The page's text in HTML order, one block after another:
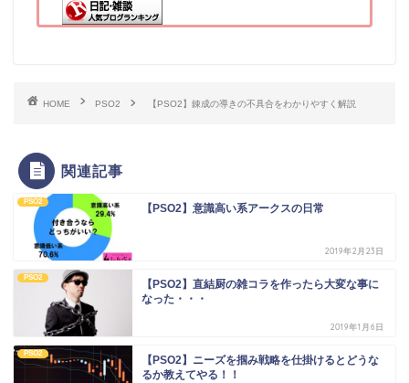
HOME PSO2 【PSO2】錬成の導きの不具合をわかりやすく解説
関連記事
PSO2
【PSO2】意識高い系アークスの日常
2019年2月23日
PSO2
【PSO2】直結厨の雑コラを作ったら大変な事に
なった・・・
2019年1月6日
PSO2
【PSO2】ニーズを掴み戦略を仕掛けるとどうな
るか教えてやる！！